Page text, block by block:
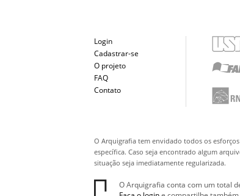
Login
Cadastrar-se
O projeto
FAQ
Contato
O Arquigrafia tem envidado todos os
específica. Caso seja encontrado algum
situação seja imediatamente regularizada.
O Arquigrafia conta com um total